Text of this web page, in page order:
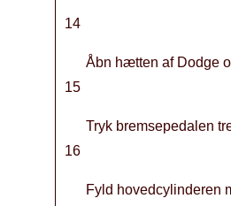
14
Åbn hætten af ​​Dodge
15
Tryk bremsepedalen
16
Fyld hovedcylinderen